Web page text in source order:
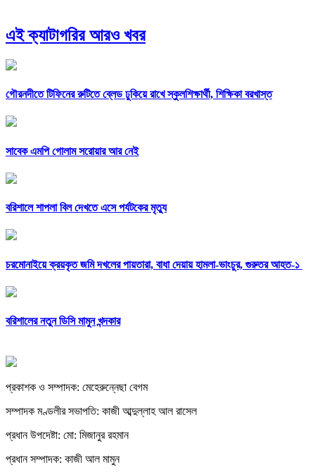
এই ক্যাটাগরির আরও খবর
গৌরনদীতে টিফিনের রুটিতে ব্লেড ঢুকিয়ে রাখে স্কুলশিক্ষার্থী, শিক্ষিকা বরখাস্ত
সাবেক এমপি গোলাম সরোয়ার আর নেই
বরিশালে শাপলা বিল দেখতে এসে পর্যটকের মৃত্যু
চরমোনাইয়ে ক্রয়কৃত জমি দখলের পায়তারা, বাধা দেয়ায় হামলা-ভাংচুর, গুরুতর আহত-১
বরিশালের নতুন ডিসি মামুন খন্দকার
প্রকাশক ও সম্পাদক: মেহেরুন্নেছা বেগম
সম্পাদক মণ্ডলীর সভাপতি: কাজী আব্দুল্লাহ আল রাসেল
প্রধান উপদেষ্টা: মো: মিজানুর রহমান
প্রধান সম্পাদক: কাজী আল মামুন